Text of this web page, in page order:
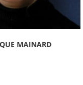
MAINARD